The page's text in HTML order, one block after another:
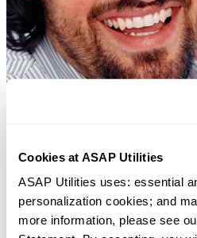
Cookies at ASAP Utilities
ASAP Utilities uses: essential
personalization cookies; and
more information, please see